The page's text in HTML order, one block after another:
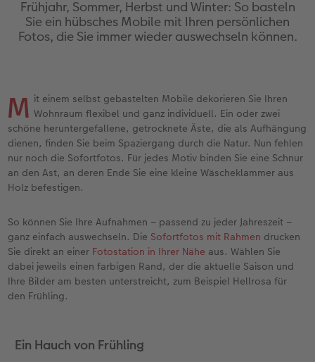
Jahrbuch gestalten
CEWE FOTOBUCH Kids
Schuber
Designvorlagen
Foto-Kochbuch
Webinare
CEWE myPhotos
Anleitungen & Hilfe
Nature Prints
Bilderboxen
Fotosticker
Fotosets
Sofortfotos
CEWE myPhotos
Neuheiten
Photo Streetmap Poster
Acrylglas
Foto auf Holz
Hartschaum
Gallery Print
Willkommensschild
Wandgestaltung
im Wunschformat
Dankeskarten Kommunion
Dankeskarten
Weitere Anlässe
Papierqualitäten
Klappkarten
Postkarten
Karte mit Einsteckfoto
Digitale Grußkarte
Textilien
Schule & Büro
Art Prints
Handyhüllen
Faber-Castell
Geschenkideen
Kundenbeispiele
CEWE myPhotos
Papierqualitäten
Wandkalender mit Design
Kalender-Kundenbeispiele
Neuheiten
Extras
Max Case
Smartflip
Cardholder
CEWE myPhotos
Neuheiten
nachhaltiger Schenken
Danke sagen
Geburtstagsgeschenke
Inspiration
Kundenbeispiele
Frühjahr, Sommer, Herbst und Winter: So basteln
Sie ein hübsches Mobile mit Ihren persönlichen
Fotos, die Sie immer wieder auswechseln können.
M it einem selbst gebastelten Mobile dekorieren Sie Ihren
Wohnraum flexibel und ganz individuell. Ein oder zwei
schöne heruntergefallene, getrocknete Äste, die als Aufhängung
dienen, finden Sie beim Spaziergang durch die Natur. Nun fehlen
nur noch die Sofortfotos. Für jedes Motiv binden Sie eine Schnur
an den Ast, an deren Ende Sie eine kleine Wäscheklammer aus
Holz befestigen.
So können Sie Ihre Aufnahmen – passend zu jeder Jahreszeit –
ganz einfach auswechseln. Die Sofortfotos mit Rahmen drucken
Sie direkt an einer Fotostation in Ihrer Nähe aus. Wählen Sie
dabei jeweils einen farbigen Rand, der die aktuelle Saison und
Ihre Bilder am besten unterstreicht, zum Beispiel Hellrosa für
den Frühling.
Ein Hauch von Frühling